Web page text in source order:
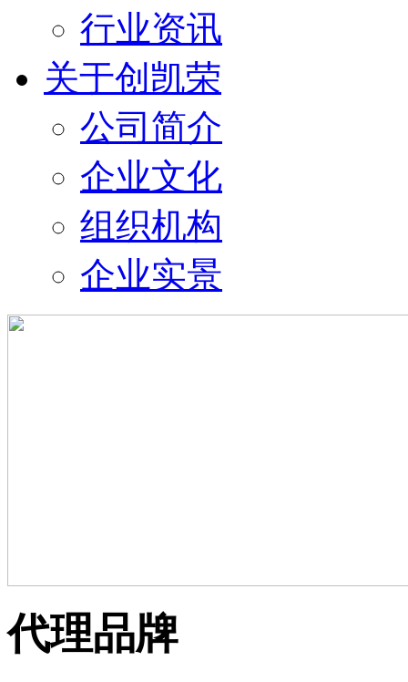
行业资讯
关于创凯荣
公司简介
企业文化
组织机构
企业实景
代理品牌